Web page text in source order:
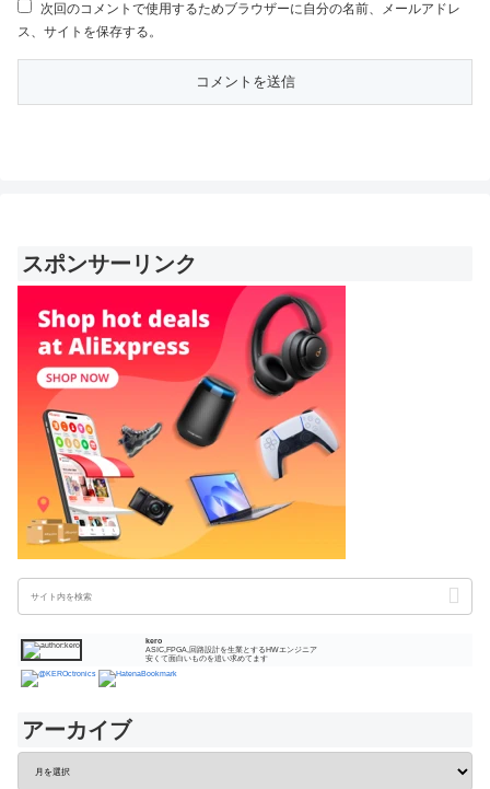
次回のコメントで使用するためブラウザーに自分の名前、メールアドレ
ス、サイトを保存する。
スポンサーリンク
kero
ASIC,FPGA,回路設計を生業とするHWエンジニア
安くて面白いものを追い求めてます
アーカイブ